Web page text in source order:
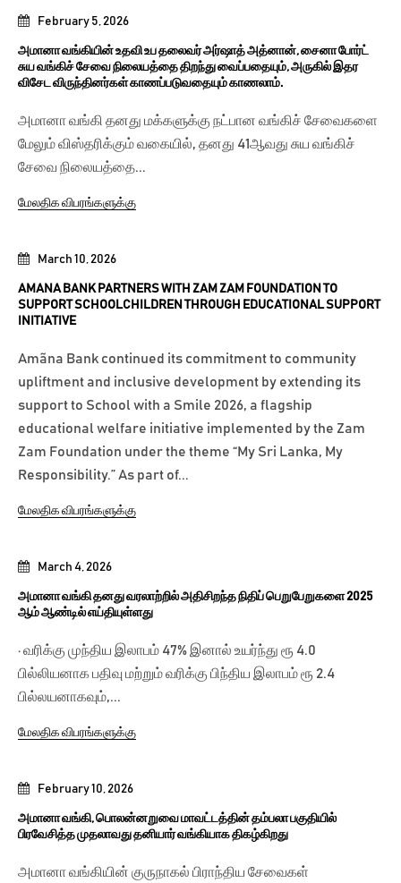
February 10, 2026
அமானா வங்கி, பொலன்னறுவை மாவட்டத்தின் தம்பலா பகுதியில்
பிரவேசித்த முதலாவது தனியார் வங்கியாக திகழ்கிறது
அமானா வங்கியின் குருநாகல் பிராந்திய சேவைகள்
March 4, 2026
அமானா வங்கி தனது வரலாற்றில் அதிசிறந்த நிதிப் பெறுபேறுகளை 2025
ஆம் ஆண்டில் எய்தியுள்ளது
· வரிக்கு முந்திய இலாபம் 47% இனால் உயர்ந்து ரூ 4.0
பில்லியனாக பதிவு மற்றும் வரிக்கு பிந்திய இலாபம் ரூ 2.4
பில்லயனாகவும்,...
மேலதிக விபரங்களுக்கு
March 10, 2026
AMANA BANK PARTNERS WITH ZAM ZAM FOUNDATION TO
SUPPORT SCHOOLCHILDREN THROUGH EDUCATIONAL SUPPORT
INITIATIVE
Amãna Bank continued its commitment to community
upliftment and inclusive development by extending its
support to School with a Smile 2026, a flagship
educational welfare initiative implemented by the Zam
Zam Foundation under the theme “My Sri Lanka, My
Responsibility.” As part of...
மேலதிக விபரங்களுக்கு
February 5, 2026
அமானா வங்கியின் உதவி உப தலைவர் அர்ஷாத் அத்னான், சைனா போர்ட்
சுய வங்கிச் சேவை நிலையத்தை திறந்து வைப்பதையும், அருகில் இதர
விசேட விருந்தினர்கள் காணப்படுவதையும் காணலாம்.
அமானா வங்கி தனது மக்களுக்கு நட்பான வங்கிச் சேவைகளை
மேலும் விஸ்தரிக்கும் வகையில், தனது 41ஆவது சுய வங்கிச்
சேவை நிலையத்தை...
மேலதிக விபரங்களுக்கு